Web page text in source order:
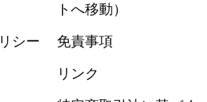
トへ移動）
シー 免責事項
リンク